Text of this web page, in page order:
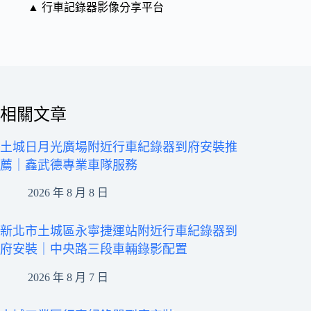
▲ 行車記錄器影像分享平台
相關文章
土城日月光廣場附近行車紀錄器到府安裝推
薦｜鑫武德專業車隊服務
2026 年 8 月 8 日
新北市土城區永寧捷運站附近行車紀錄器到
府安裝｜中央路三段車輛錄影配置
2026 年 8 月 7 日